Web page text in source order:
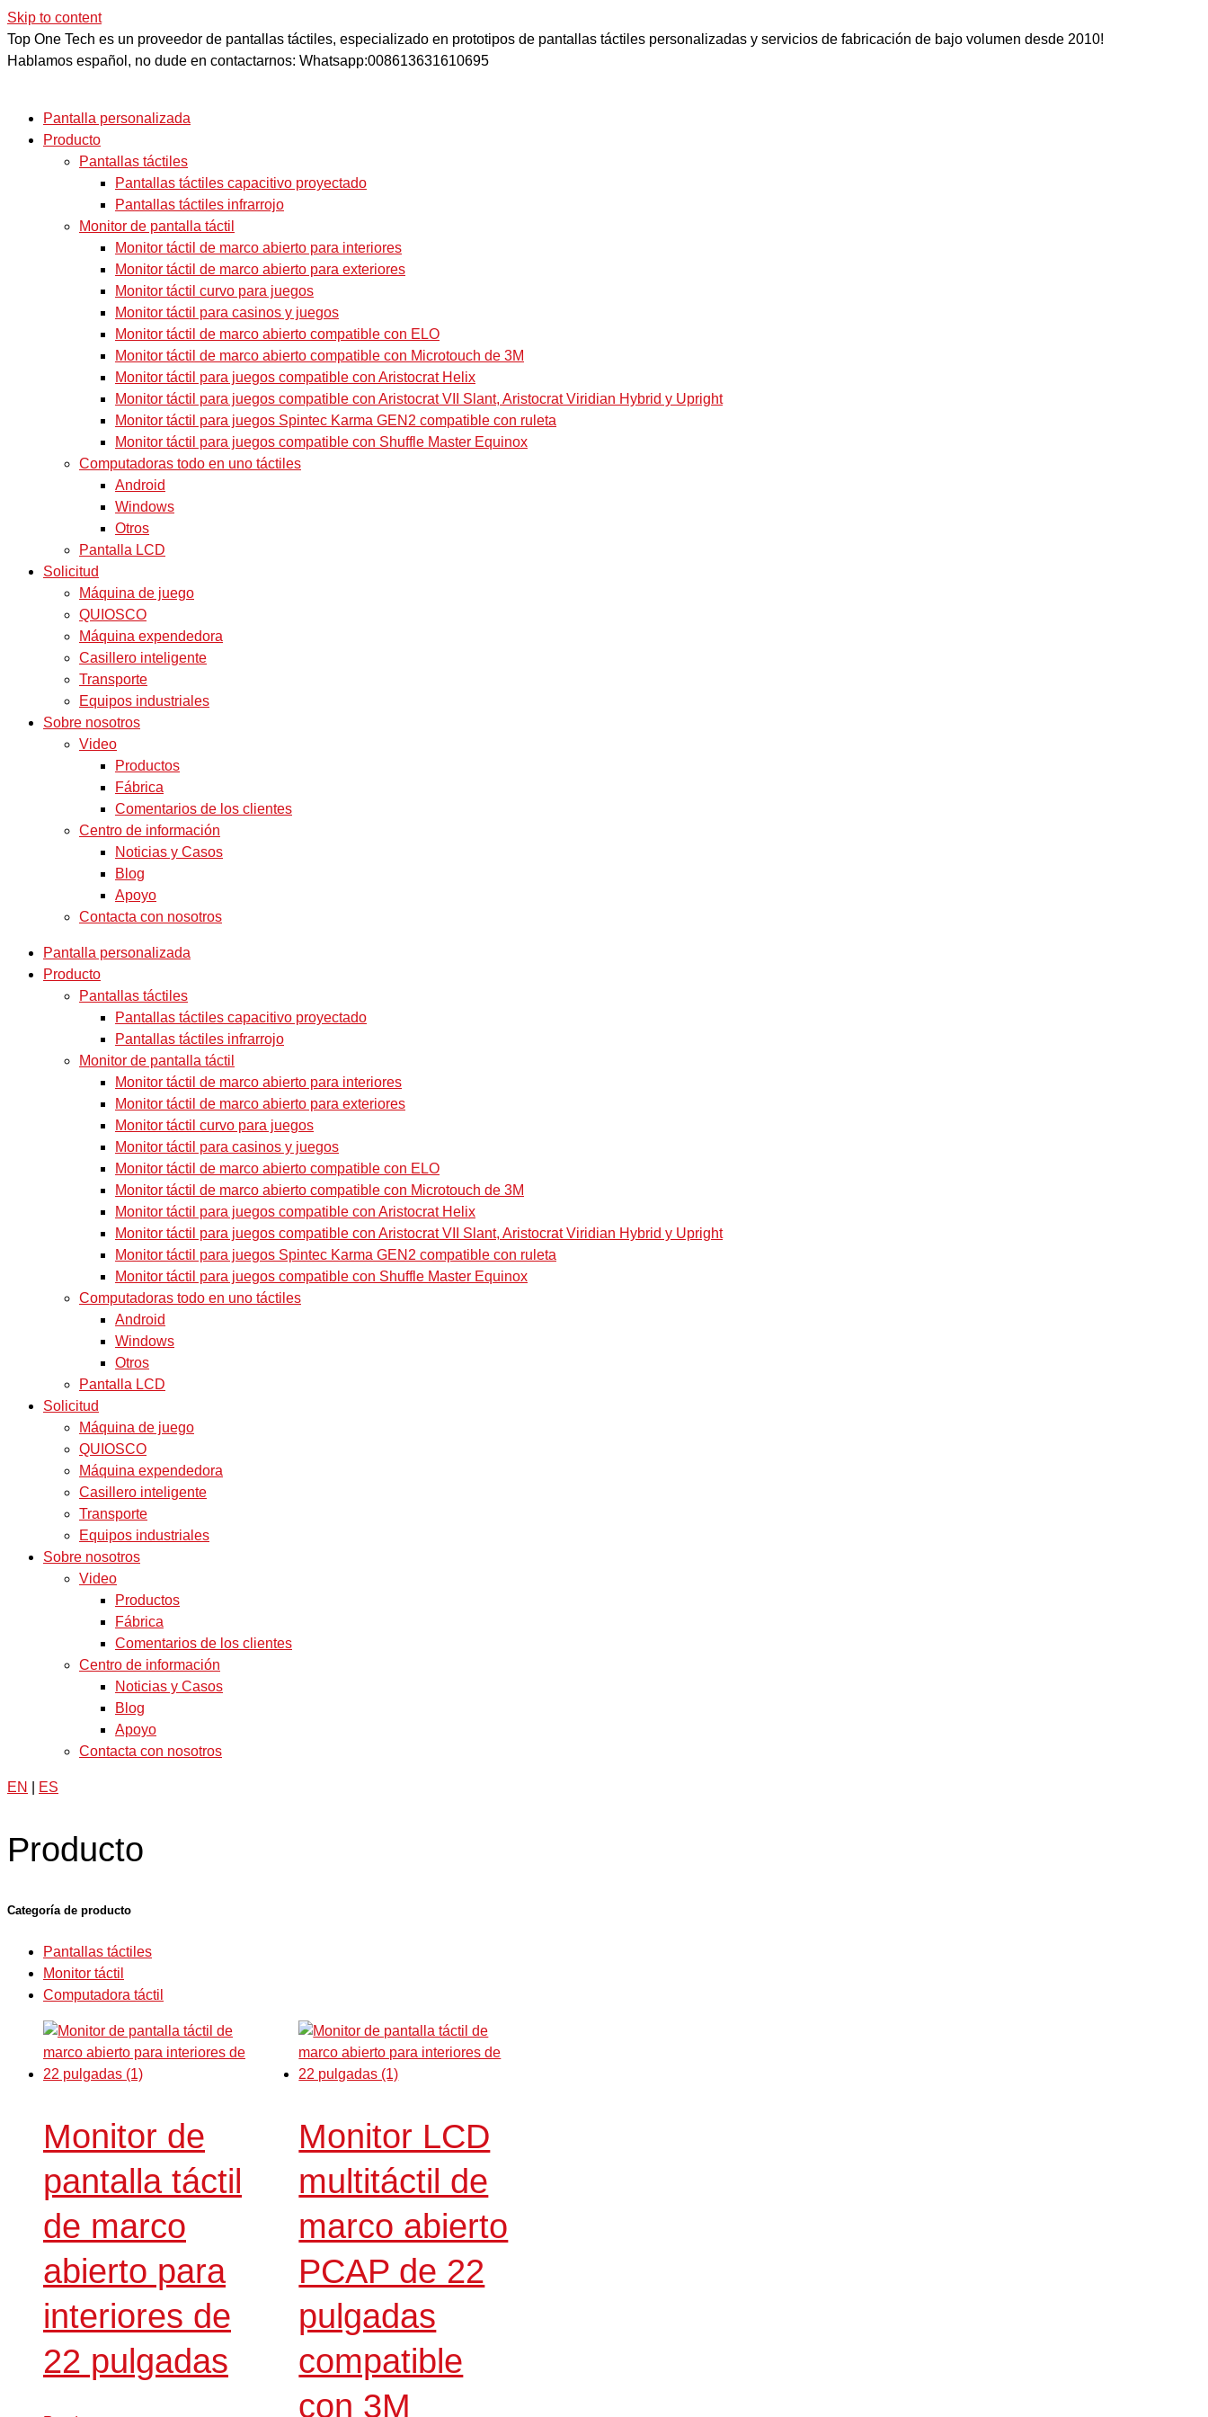
Skip to content
Top One Tech es un proveedor de pantallas táctiles, especializado en prototipos de pantallas táctiles personalizadas y servicios de fabricación de bajo volumen desde 2010!
Hablamos español, no dude en contactarnos: Whatsapp:008613631610695
Pantalla personalizada
Producto
Pantallas táctiles
Pantallas táctiles capacitivo proyectado
Pantallas táctiles infrarrojo
Monitor de pantalla táctil
Monitor táctil de marco abierto para interiores
Monitor táctil de marco abierto para exteriores
Monitor táctil curvo para juegos
Monitor táctil para casinos y juegos
Monitor táctil de marco abierto compatible con ELO
Monitor táctil de marco abierto compatible con Microtouch de 3M
Monitor táctil para juegos compatible con Aristocrat Helix
Monitor táctil para juegos compatible con Aristocrat VII Slant, Aristocrat Viridian Hybrid y Upright
Monitor táctil para juegos Spintec Karma GEN2 compatible con ruleta
Monitor táctil para juegos compatible con Shuffle Master Equinox
Computadoras todo en uno táctiles
Android
Windows
Otros
Pantalla LCD
Solicitud
Máquina de juego
QUIOSCO
Máquina expendedora
Casillero inteligente
Transporte
Equipos industriales
Sobre nosotros
Video
Productos
Fábrica
Comentarios de los clientes
Centro de información
Noticias y Casos
Blog
Apoyo
Contacta con nosotros
Pantalla personalizada
Producto
Pantallas táctiles
Pantallas táctiles capacitivo proyectado
Pantallas táctiles infrarrojo
Monitor de pantalla táctil
Monitor táctil de marco abierto para interiores
Monitor táctil de marco abierto para exteriores
Monitor táctil curvo para juegos
Monitor táctil para casinos y juegos
Monitor táctil de marco abierto compatible con ELO
Monitor táctil de marco abierto compatible con Microtouch de 3M
Monitor táctil para juegos compatible con Aristocrat Helix
Monitor táctil para juegos compatible con Aristocrat VII Slant, Aristocrat Viridian Hybrid y Upright
Monitor táctil para juegos Spintec Karma GEN2 compatible con ruleta
Monitor táctil para juegos compatible con Shuffle Master Equinox
Computadoras todo en uno táctiles
Android
Windows
Otros
Pantalla LCD
Solicitud
Máquina de juego
QUIOSCO
Máquina expendedora
Casillero inteligente
Transporte
Equipos industriales
Sobre nosotros
Video
Productos
Fábrica
Comentarios de los clientes
Centro de información
Noticias y Casos
Blog
Apoyo
Contacta con nosotros
EN ES
Producto
Categoría de producto
Pantallas táctiles
Monitor táctil
Computadora táctil
Monitor de
pantalla táctil
de marco
abierto para
interiores de
22 pulgadas
Monitor LCD
multitáctil de
marco abierto
PCAP de 22
pulgadas
compatible
con 3M